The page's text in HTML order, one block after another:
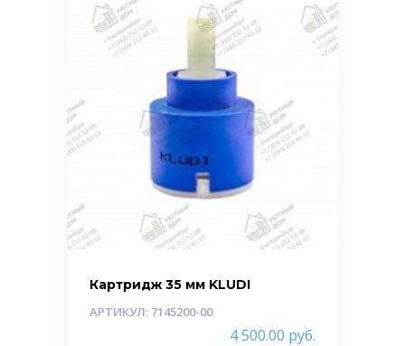
Картридж 35 мм KLUDI
АРТИКУЛ: 7145200-00
4 500.00 руб.